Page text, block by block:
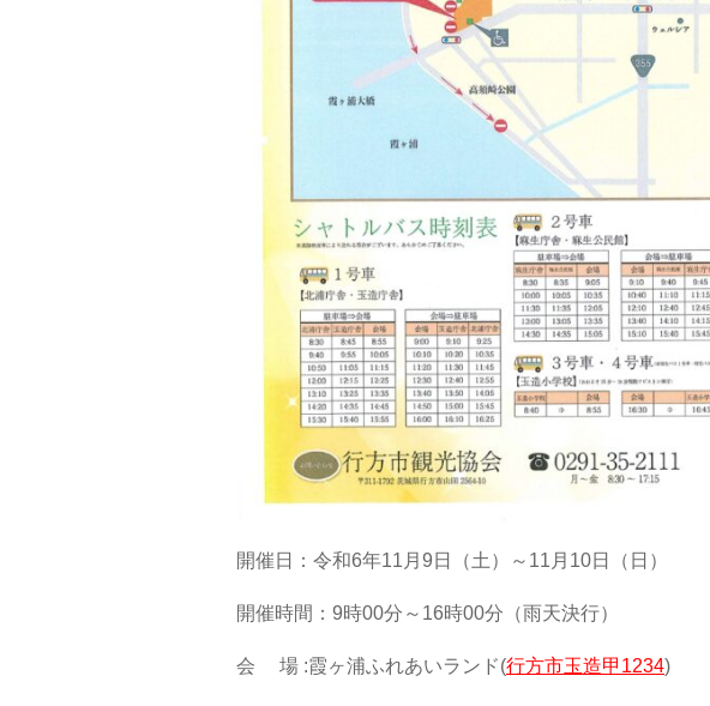
開催日：令和6年11月9日（土）～11月10日（日）
開催時間：9時00分～16時00分（雨天決行）
会 場 :霞ヶ浦ふれあいランド(行方市玉造甲1234)